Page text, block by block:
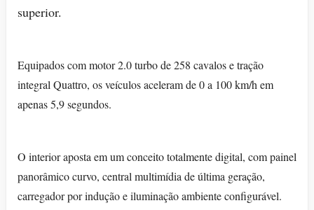
superior.
Equipados com motor 2.0 turbo de 258 cavalos e tração
integral Quattro, os veículos aceleram de 0 a 100 km/h em
apenas 5,9 segundos.
O interior aposta em um conceito totalmente digital, com painel
panorâmico curvo, central multimídia de última geração,
carregador por indução e iluminação ambiente configurável.